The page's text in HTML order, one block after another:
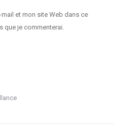
et mon site Web dans ce
que je commenterai.